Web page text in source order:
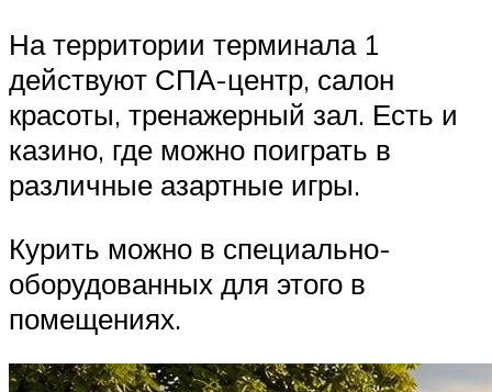
На территории терминала 1
действуют СПА-центр, салон
красоты, тренажерный зал. Есть и
казино, где можно поиграть в
различные азартные игры.
Курить можно в специально-
оборудованных для этого в
помещениях.